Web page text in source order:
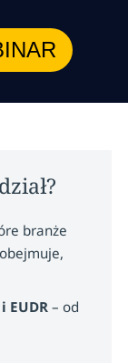
z
branże
EUDR – od